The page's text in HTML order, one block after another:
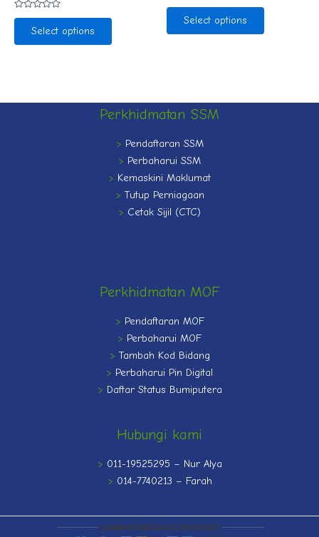
Rated
of
Select options
Rated
of
Select options
Perkhidmatan SSM
> Pendaftaran SSM
> Perbaharui SSM
> Kemaskini Maklumat
> Tutup Perniagaan
> Cetak Sijil (CTC)
Perkhidmatan MOF
> Pendaftaran MOF
> Perbaharui MOF
> Tambah Kod Bidang
> Perbaharui Pin Digital
> Daftar Status Bumiputera
Hubungi kami
> 011-19525295 – Nur Alya
> 014-7740213 – Farah